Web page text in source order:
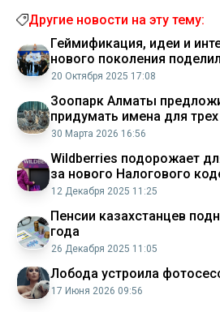
Другие новости на эту тему:
Геймификация, идеи и
нового поколения
20 Октября 2025 17:08
Зоопарк Алматы
придумать имена для трех
30 Марта 2026 16:56
Wildberries подорожает
за нового Налогового
12 Декабря 2025 11:25
Пенсии казахстанцев
года
26 Декабря 2025 11:05
Лобода устроила
17 Июня 2026 09:56